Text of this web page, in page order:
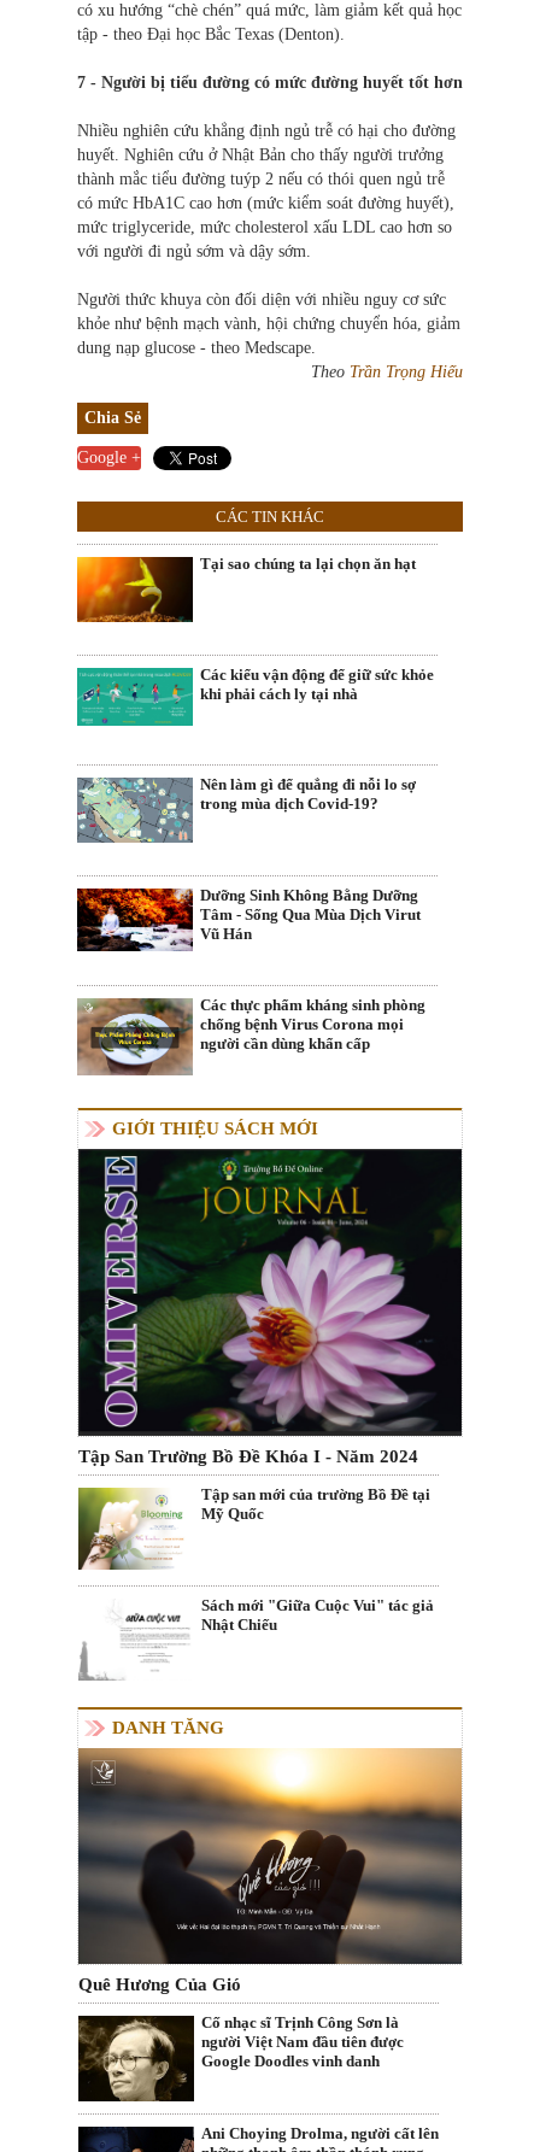
có xu hướng “chè chén” quá mức, làm giảm kết quả học
tập - theo Đại học Bắc Texas (Denton).
7 - Người bị tiểu đường có mức đường huyết tốt hơn
Nhiều nghiên cứu khẳng định ngủ trễ có hại cho đường
huyết. Nghiên cứu ở Nhật Bản cho thấy người trưởng
thành mắc tiểu đường tuýp 2 nếu có thói quen ngủ trễ
có mức HbA1C cao hơn (mức kiểm soát đường huyết),
mức triglyceride, mức cholesterol xấu LDL cao hơn so
với người đi ngủ sớm và dậy sớm.
Người thức khuya còn đối diện với nhiều nguy cơ sức
khỏe như bệnh mạch vành, hội chứng chuyển hóa, giảm
dung nạp glucose - theo Medscape.
Theo Trần Trọng Hiếu
Chia Sẻ
Google +
CÁC TIN KHÁC
Tại sao chúng ta lại chọn ăn hạt
Các kiểu vận động để giữ sức khỏe
khi phải cách ly tại nhà
Nên làm gì để quẳng đi nỗi lo sợ
trong mùa dịch Covid-19?
Dưỡng Sinh Không Bằng Dưỡng
Tâm - Sống Qua Mùa Dịch Virut
Vũ Hán
Các thực phẩm kháng sinh phòng
chống bệnh Virus Corona mọi
người cần dùng khẩn cấp
GIỚI THIỆU SÁCH MỚI
Tập San Trường Bồ Đề Khóa I - Năm 2024
Tập san mới của trường Bồ Đề tại
Mỹ Quốc
Sách mới "Giữa Cuộc Vui" tác giả
Nhật Chiếu
DANH TĂNG
Quê Hương Của Gió
Cố nhạc sĩ Trịnh Công Sơn là
người Việt Nam đầu tiên được
Google Doodles vinh danh
Ani Choying Drolma, người cất lên